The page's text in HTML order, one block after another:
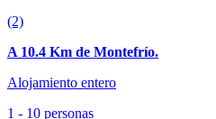
(2)
A 10.4 Km de Montefrío.
Alojamiento entero
1 - 10 personas